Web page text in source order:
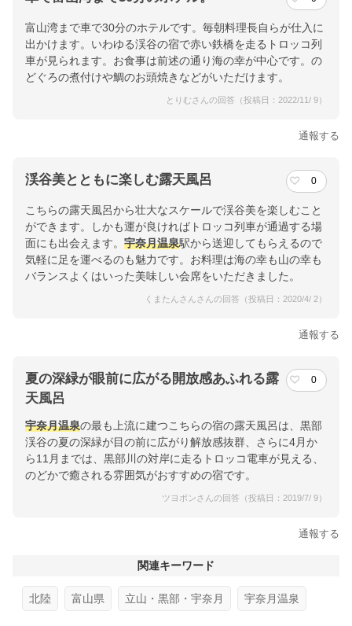
富山湾まで車で30分のホテルです。毎朝料理長自らが仕入に
出かけます。いわゆる渓谷の宿で赤い鉄橋を走るトロッコ列
車が見られます。お食事は前述の通り海の幸が中心です。の
どぐろの煮付けや鯛のお頭焼きなどがいただけます。
とりむさんの回答（投稿日：2022/11/ 9）
通報する
渓谷美とともに楽しむ露天風呂 0
こちらの露天風呂から壮大なスケールで渓谷美を楽しむこと
ができます。しかも運が良ければトロッコ列車が通過する場
面にも出会えます。 宇奈月温泉駅から送迎してもらえるので
気軽に足を運べるのも魅力です。お料理は海の幸も山の幸も
バランスよくはいった美味しい会席をいただきました。
くまたんさんさんの回答（投稿日：2020/4/ 2）
通報する
夏の深緑が眼前に広がる開放感あふれる露
天風呂
0
宇奈月温泉の最も上流に建つこちらの宿の露天風呂は、黒部
渓谷の夏の深緑が目の前に広がり解放感抜群、さらに4月か
ら11月までは、黒部川の対岸に走るトロッコ電車が見える、
のどかで癒される雰囲気がおすすめの宿です。
ツヨポンさんの回答（投稿日：2019/7/ 9）
通報する
関連キーワード
北陸 富山県 立山・黒部・宇奈月 宇奈月温泉